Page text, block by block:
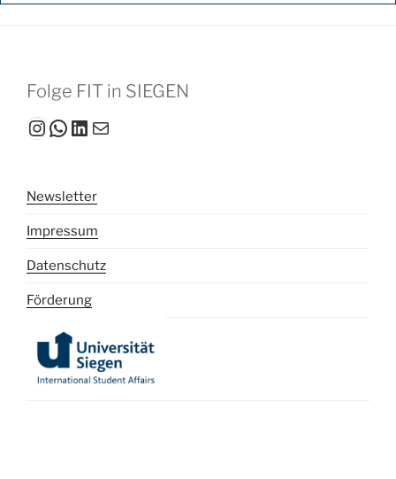
Folge FIT in SIEGEN
Instagram
WhatsApp
LinkedIn
Mail
Newsletter
Impressum
Datenschutz
Förderung